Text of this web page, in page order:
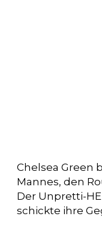
Chelsea Green
Mannes, den
Der Unpretti-
schickte ihre